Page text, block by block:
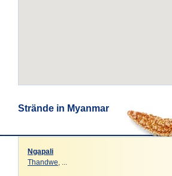
Strände in Myanmar
Ngapali
Thandwe, ...